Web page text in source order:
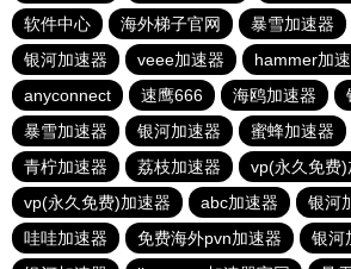
软件中心
海外梯子官网 暴雪加速器
银河加速器
veee加速器 hammer加
anyconnect
速鹰666 海鸥加速器
暴雪加速器
银河加速器 蜜蜂加速器
青柠加速器
荔枝加速器
vp(永久免费)
vp(永久免费)加速器
abc加速器 银河
哇哇加速器
免费海外pvn加速器
银河